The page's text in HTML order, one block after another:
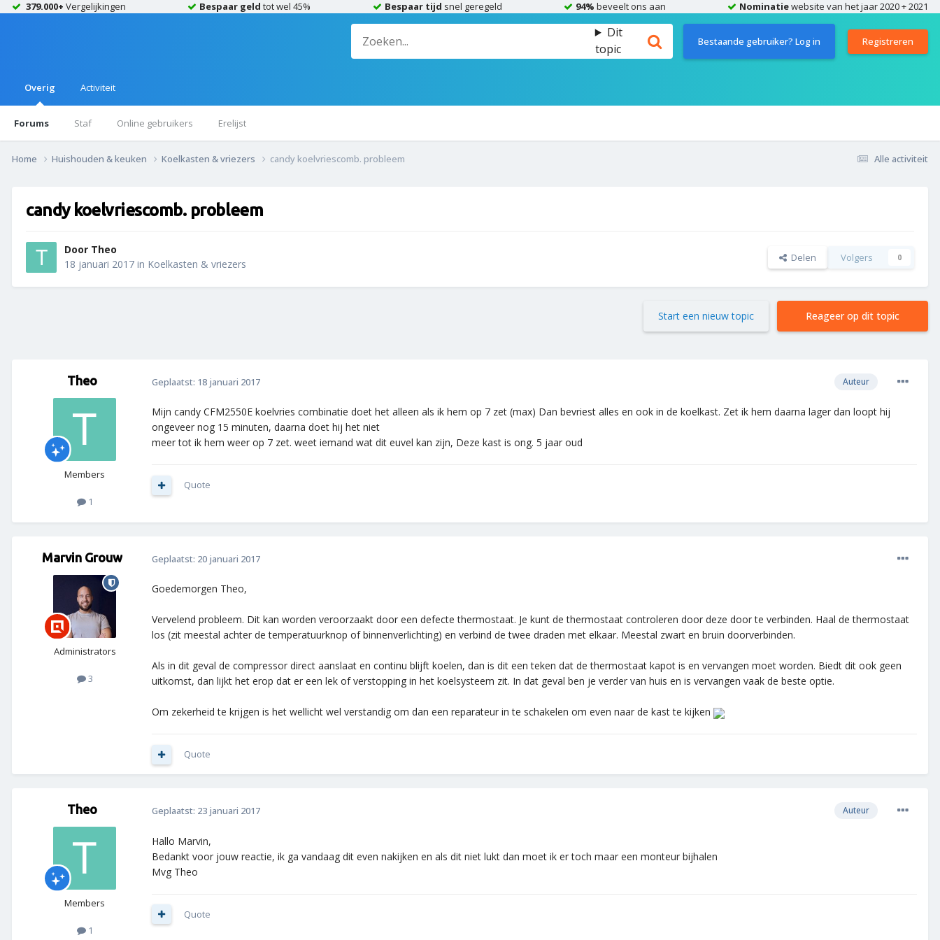
379.000+ Vergelijkingen Bespaar geld tot wel 45% Bespaar tijd snel geregeld 94% beveelt ons aan Nominatiewebsite van het jaar 2020 + 2021
Dit
topic
Bestaande gebruiker? Log in Registreren
Overig
Forums Staf Online gebruikers Erelijst
Activiteit
Alle activiteit
Home Huishouden & keuken Koelkasten & vriezers candy koelvriescomb. probleem
candy koelvriescomb. probleem
Door Theo
18 januari 2017 in Koelkasten & vriezers Delen Volgers 0
Reageer op dit topic
Start een nieuw topic
Theo
Members
1
Auteur
Geplaatst: 18 januari 2017
Mijn candy CFM2550E koelvries combinatie doet het alleen als ik hem op 7 zet (max) Dan bevriest alles en ook in de koelkast. Zet ik hem daarna lager dan loopt hij
ongeveer nog 15 minuten, daarna doet hij het niet
meer tot ik hem weer op 7 zet. weet iemand wat dit euvel kan zijn, Deze kast is ong. 5 jaar oud
Quote
Marvin Grouw
Administrators
3
Geplaatst: 20 januari 2017
Goedemorgen Theo,
Vervelend probleem. Dit kan worden veroorzaakt door een defecte thermostaat. Je kunt de thermostaat controleren door deze door te verbinden. Haal de thermostaat
los (zit meestal achter de temperatuurknop of binnenverlichting) en verbind de twee draden met elkaar. Meestal zwart en bruin doorverbinden.
Als in dit geval de compressor direct aanslaat en continu blijft koelen, dan is dit een teken dat de thermostaat kapot is en vervangen moet worden. Biedt dit ook geen
uitkomst, dan lijkt het erop dat er een lek of verstopping in het koelsysteem zit. In dat geval ben je verder van huis en is vervangen vaak de beste optie.
Om zekerheid te krijgen is het wellicht wel verstandig om dan een reparateur in te schakelen om even naar de kast te kijken
Quote
Theo
Members
1
Auteur
Geplaatst: 23 januari 2017
Hallo Marvin,
Bedankt voor jouw reactie, ik ga vandaag dit even nakijken en als dit niet lukt dan moet ik er toch maar een monteur bijhalen
Mvg Theo
Quote